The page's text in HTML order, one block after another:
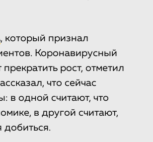
, который признал
Коронавирусный
рост, отметил
что сейчас
в одной считают, что
в другой считают,
добиться.